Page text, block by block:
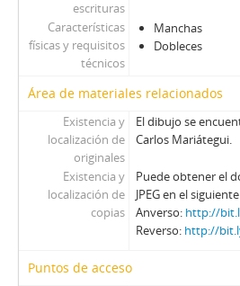
escrituras
Características
físicas y requisitos
técnicos
Manchas
Dobleces
Área de materiales relacionados
Existencia y
localización de
originales
El dibujo se
Carlos Mariátegui.
Existencia y
localización de
copias
Puede obtener el
JPEG en el
Anverso: http://
Reverso: http://
Puntos de acceso